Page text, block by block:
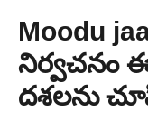
Moodu
నిర్వచనం
దశలను